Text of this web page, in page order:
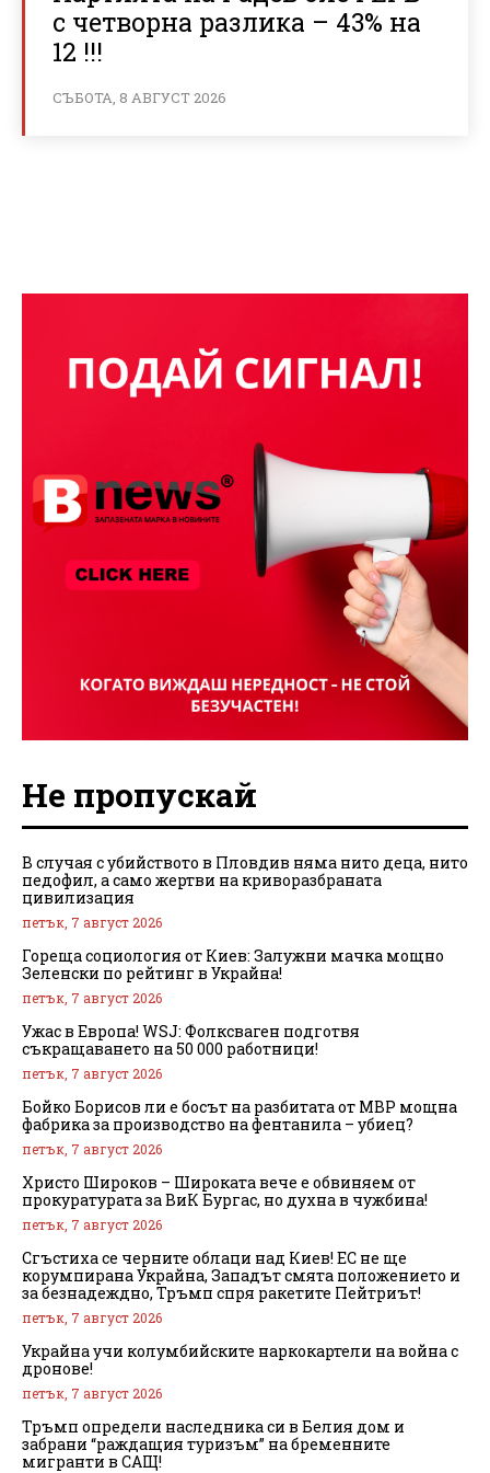
с четворна разлика – 43% на
12 !!!
СЪБОТА, 8 АВГУСТ 2026
Не пропускай
В случая с убийството в Пловдив няма нито деца, нито
педофил, а само жертви на криворазбраната
цивилизация
петък, 7 август 2026
Гореща социология от Киев: Залужни мачка мощно
Зеленски по рейтинг в Украйна!
петък, 7 август 2026
Ужас в Европа! WSJ: Фолксваген подготвя
съкращаването на 50 000 работници!
петък, 7 август 2026
Бойко Борисов ли е босът на разбитата от МВР мощна
фабрика за производство на фентанила – убиец?
петък, 7 август 2026
Христо Широков – Широката вече е обвиняем от
прокуратурата за ВиК Бургас, но духна в чужбина!
петък, 7 август 2026
Сгъстиха се черните облаци над Киев! ЕС не ще
корумпирана Украйна, Западът смята положението и
за безнадеждно, Тръмп спря ракетите Пейтриът!
петък, 7 август 2026
Украйна учи колумбийските наркокартели на война с
дронове!
петък, 7 август 2026
Тръмп определи наследника си в Белия дом и
забрани “раждащия туризъм” на бременните
мигранти в САЩ!